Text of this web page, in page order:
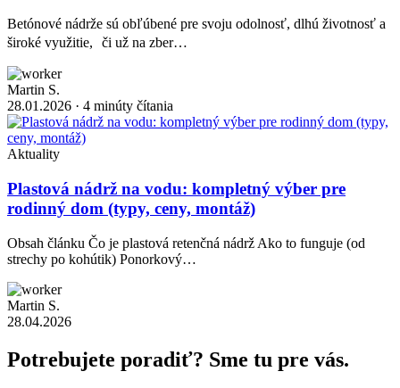
Betónové nádrže sú obľúbené pre svoju odolnosť, dlhú životnosť a
široké využitie, či už na zber…
Martin S.
28.01.2026 · 4 minúty čítania
Aktuality
Plastová nádrž na vodu: kompletný výber pre
rodinný dom (typy, ceny, montáž)
Obsah článku Čo je plastová retenčná nádrž Ako to funguje (od
strechy po kohútik) Ponorkový…
Martin S.
28.04.2026
Potrebujete poradiť? Sme tu pre vás.